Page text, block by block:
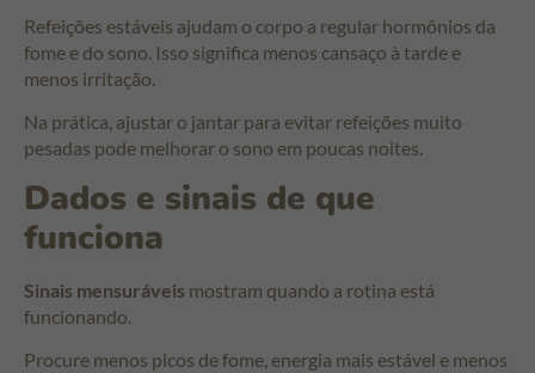
Refeições estáveis ajudam o corpo a regular hormônios da
fome e do sono. Isso significa menos cansaço à tarde e
menos irritação.
Na prática, ajustar o jantar para evitar refeições muito
pesadas pode melhorar o sono em poucas noites.
Dados e sinais de que
funciona
Sinais mensuráveis mostram quando a rotina está
funcionando.
Procure menos picos de fome, energia mais estável e menos